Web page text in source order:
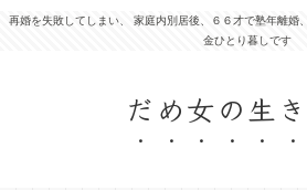
再婚を失敗してしまい、 家庭内別居後、６６才で塾年離婚
金ひとり暮しです
だめ女の生